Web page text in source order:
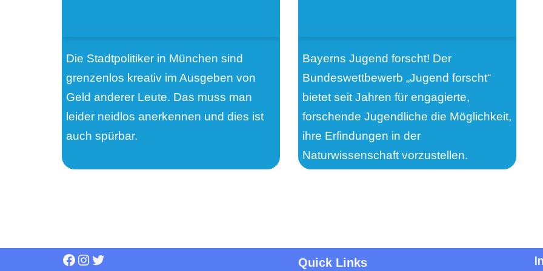
Die Stadtpolitiker in München sind
grenzenlos kreativ im Ausgeben von
Geld anderer Leute. Das muss man
leider neidlos anerkennen und dies ist
auch spürbar.
Bayerns Jugend forscht! Der
Bundeswettbewerb „Jugend forscht“
bietet seit Jahren für engagierte,
forschende Jugendliche die Möglichkeit,
ihre Erfindungen in der
Naturwissenschaft vorzustellen.
Quick Links